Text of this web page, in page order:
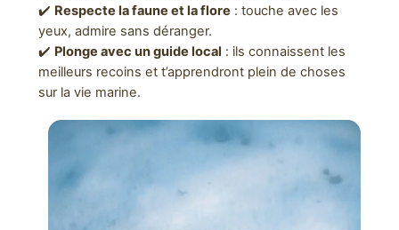
✔️ Respecte la faune et la flore : touche avec les
yeux, admire sans déranger.
✔️ Plonge avec un guide local : ils connaissent les
meilleurs recoins et t’apprendront plein de choses
sur la vie marine.